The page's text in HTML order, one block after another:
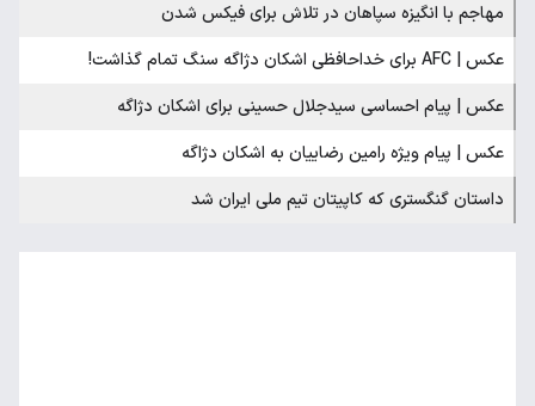
مهاجم با انگیزه سپاهان در تلاش برای فیکس شدن
عکس | AFC برای خداحافظی اشکان دژاگه سنگ تمام گذاشت!
عکس | پیام احساسی سیدجلال حسینی برای اشکان دژاگه
عکس | پیام ویژه رامین رضاییان به اشکان دژاگه
داستان گنگستری که کاپیتان تیم ملی ایران شد